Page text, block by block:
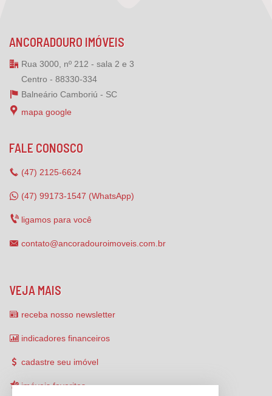
ANCORADOURO IMÓVEIS
Rua 3000, nº 212 - sala 2 e 3
Centro - 88330-334
Balneário Camboriú - SC
mapa google
FALE CONOSCO
(47) 2125-6624
(47) 99173-1547 (WhatsApp)
ligamos para você
contato@ancoradouroimoveis.com.br
VEJA MAIS
receba nosso newsletter
indicadores financeiros
cadastre seu imóvel
imóveis favoritos